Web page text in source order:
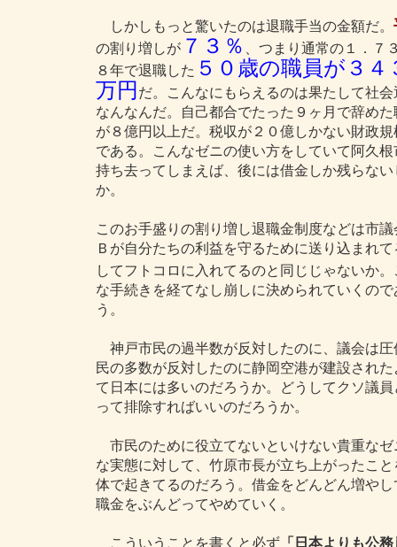
しかしもっと驚いたのは退職手当の金額だ。
の割り増しが７３％
、つまり通常の１．
８年で退職した ５０歳の職員が３４
万円 だ。こんなにもらえるのは果たして社
なんなんだ。自己都合でたった９ヶ月で辞め
が８億円以上だ。税収が２０億しかない財政
である。こんなゼニの使い方をしていて阿久
持ち去ってしまえば、後には借金しか残らな
か。
このお手盛りの割り増し退職金制度などは市
Ｂが自分たちの利益を守るために送り込まれ
してフトコロに入れてるのと同じじゃないか
な手続きを経てなし崩しに決められていくの
う。
神戸市民の過半数が反対したのに、議会は
民の多数が反対したのに静岡空港が建設され
て日本には多いのだろうか。どうしてクソ議
って排除すればいいのだろうか。
市民のために役立てないといけない貴重な
な実態に対して、竹原市長が立ち上がったこ
体で起きてるのだろう。借金をどんどん増や
職金をぶんどってやめていく。
こういうことを書くと必ず「日本よりも公